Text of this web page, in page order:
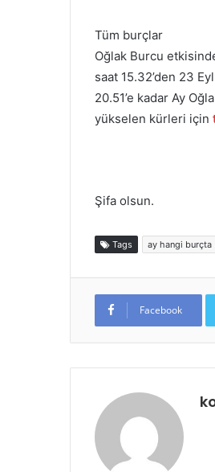
Tüm burçlar
Oğlak Burcu
saat 15.32’den 23
20.51’e kadar Ay
yükselen kürleri için
Şifa olsun.
Tags ay hangi burçta
Facebook